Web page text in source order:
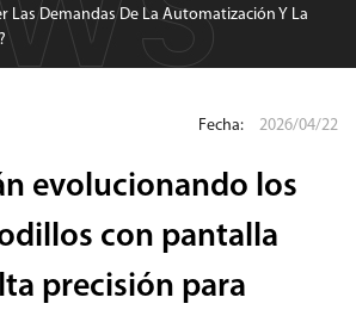
Las Demandas De La Automatización Y La
Fecha: 2026/04/22
evolucionando los
con pantalla
precisión para